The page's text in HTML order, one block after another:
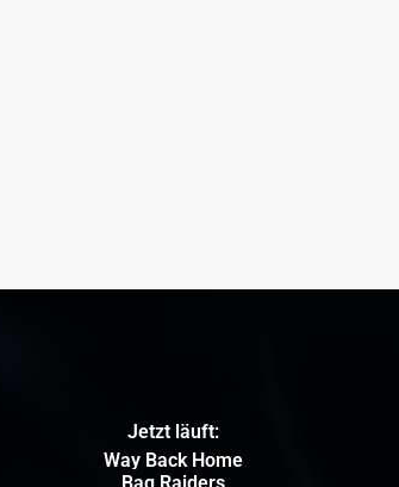
Jetzt läuft:
Way Back Home